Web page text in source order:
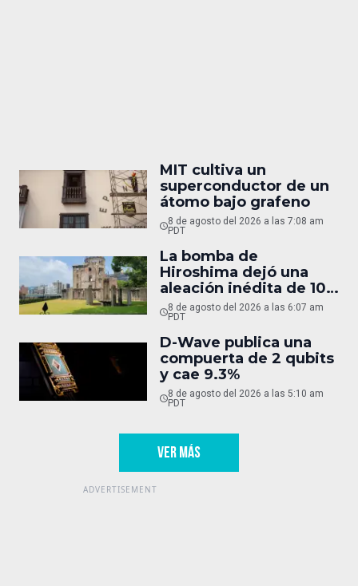
MIT cultiva un
superconductor de un
átomo bajo grafeno
8 de agosto del 2026 a las 7:08 am
PDT
La bomba de
Hiroshima dejó una
aleación inédita de 10
micras
8 de agosto del 2026 a las 6:07 am
PDT
D-Wave publica una
compuerta de 2 qubits
y cae 9.3%
8 de agosto del 2026 a las 5:10 am
PDT
VER MÁS